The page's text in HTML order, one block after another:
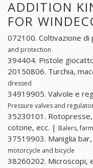
ADDITION
FOR
072100. Coltivazione
and protection
394404. Pistole
20150806. Turchia,
dressed
34919905. Valvole e
Pressure valves and
35230101.
cotone, ecc. | Balers,
37519903. Maniglia
motorcycle and bicycle
38260202. Microscopi,